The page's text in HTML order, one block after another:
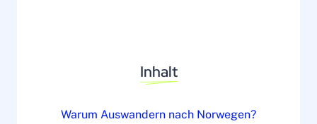
Inhalt
Warum Auswandern nach Norwegen?